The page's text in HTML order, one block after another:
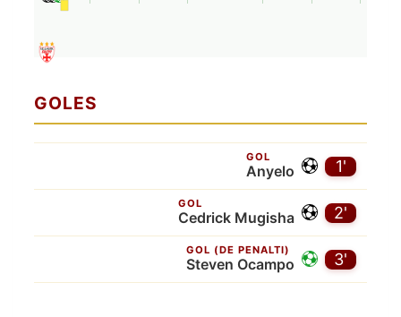
GOLES
1'
GOL
Anyelo
2'
GOL
Cedrick Mugisha
3'
GOL (DE PENALTI)
Steven Ocampo